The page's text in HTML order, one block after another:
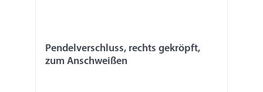
Pendelverschluss, rechts gekröpft,
zum Anschweißen